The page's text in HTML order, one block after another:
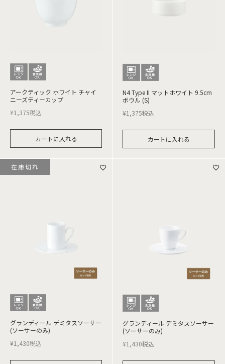
アークティック ホワイト チャイ
ニーズティーカップ
¥1,375税込
カートに入れる
N4 Type II マットホワイト 9.5cm
ボウル (S)
¥1,375税込
カートに入れる
グランディール デミタスソーサー
(ソーサーのみ)
¥1,430税込
在庫切れ
グランディール デミタスソーサー
(ソーサーのみ)
¥1,430税込